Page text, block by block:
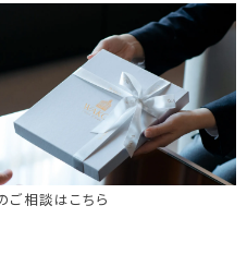
ご相談はこちら